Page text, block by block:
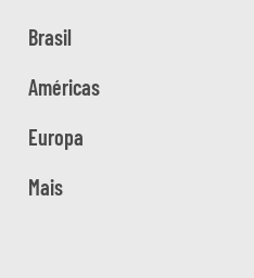
Brasil
Américas
Europa
Mais